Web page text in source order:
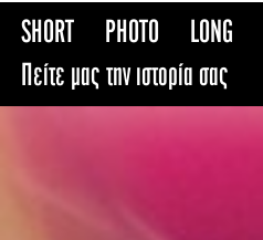
SHORT PHOTO LONG
Πείτε μας την ιστορία σας